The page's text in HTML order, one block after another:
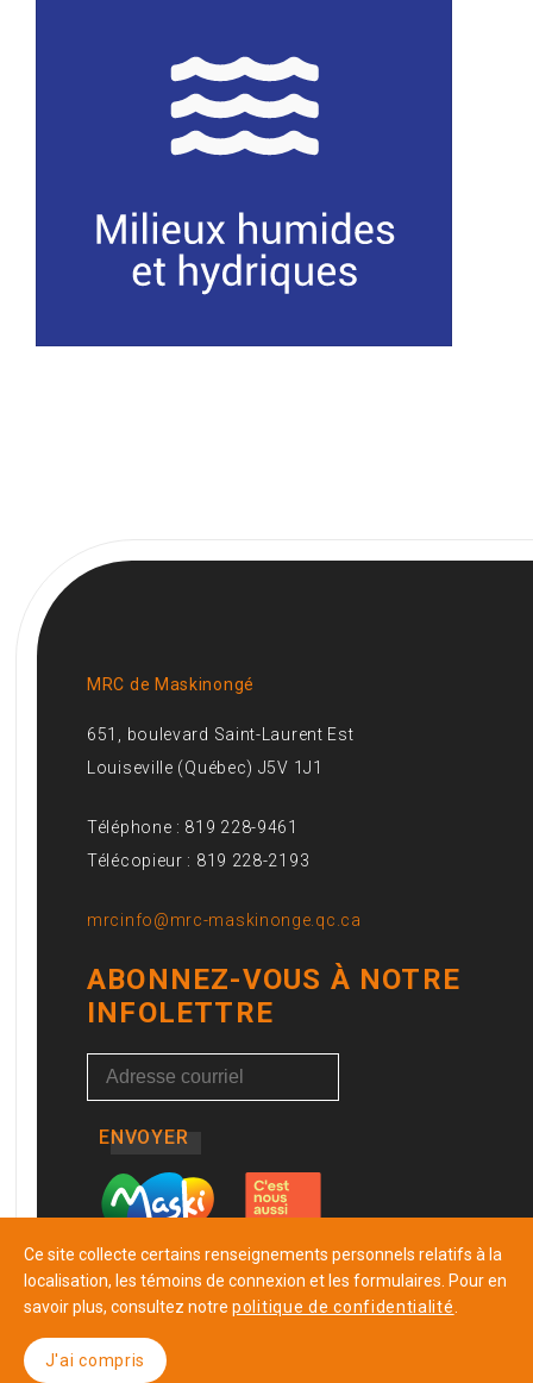
MRC de Maskinongé
651, boulevard Saint-Laurent Est
Louiseville (Québec) J5V 1J1
Téléphone : 819 228-9461
Télécopieur : 819 228-2193
mrcinfo@mrc-maskinonge.qc.ca
ABONNEZ-VOUS À NOTRE
INFOLETTRE
ENVOYER
Ce site collecte certains renseignements personnels relatifs à la
localisation, les témoins de connexion et les formulaires. Pour en
savoir plus, consultez notre politique de confidentialité
J'ai compris